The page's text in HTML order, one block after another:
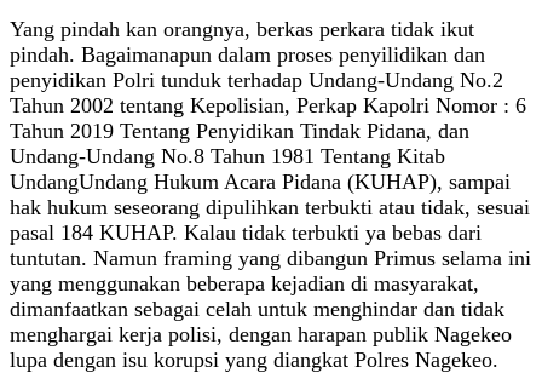
Yang pindah kan orangnya, berkas perkara tidak ikut
pindah. Bagaimanapun dalam proses penyilidikan dan
penyidikan Polri tunduk terhadap Undang-Undang No.2
Tahun 2002 tentang Kepolisian, Perkap Kapolri Nomor : 6
Tahun 2019 Tentang Penyidikan Tindak Pidana, dan
Undang-Undang No.8 Tahun 1981 Tentang Kitab
UndangUndang Hukum Acara Pidana (KUHAP), sampai
hak hukum seseorang dipulihkan terbukti atau tidak, sesuai
pasal 184 KUHAP. Kalau tidak terbukti ya bebas dari
tuntutan. Namun framing yang dibangun Primus selama ini
yang menggunakan beberapa kejadian di masyarakat,
dimanfaatkan sebagai celah untuk menghindar dan tidak
menghargai kerja polisi, dengan harapan publik Nagekeo
lupa dengan isu korupsi yang diangkat Polres Nagekeo.